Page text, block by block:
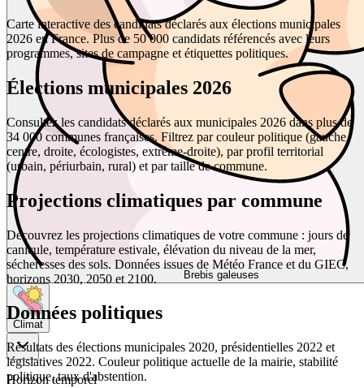
Brebis galeuses
Climat
Horizon temporel
Carte interactive des candidats déclarés aux élections municipales
2026 en France. Plus de 50 000 candidats référencés avec leurs
programmes, sites de campagne et étiquettes politiques.
Élections municipales 2026
Consultez les candidats déclarés aux municipales 2026 dans plus de
34 000 communes françaises. Filtrez par couleur politique (gauche,
centre, droite, écologistes, extrême-droite), par profil territorial
(urbain, périurbain, rural) et par taille de commune.
Projections climatiques par commune
Découvrez les projections climatiques de votre commune : jours de
canicule, température estivale, élévation du niveau de la mer,
sécheresses des sols. Données issues de Météo France et du GIEC,
horizons 2030, 2050 et 2100.
Données politiques
Résultats des élections municipales 2020, présidentielles 2022 et
législatives 2022. Couleur politique actuelle de la mairie, stabilité
politique, taux d'abstention.